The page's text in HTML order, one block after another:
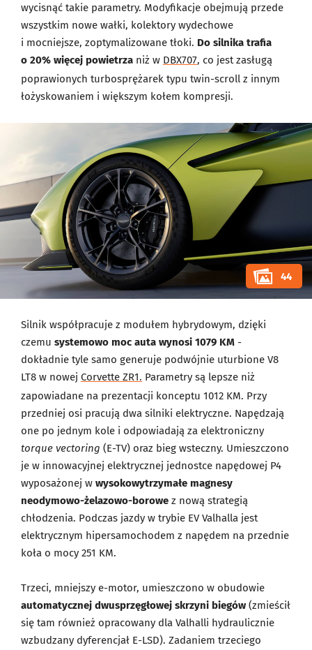
wycisnąć takie parametry. Modyfikacje obejmują przede
wszystkim nowe wałki, kolektory wydechowe
i mocniejsze, zoptymalizowane tłoki. Do silnika trafia
o 20% więcej powietrza niż w DBX707, co jest zasługą
poprawionych turbosprężarek typu twin-scroll z innym
łożyskowaniem i większym kołem kompresji.
44
Silnik współpracuje z modułem hybrydowym, dzięki
czemu systemowo moc auta wynosi 1079 KM -
dokładnie tyle samo generuje podwójnie uturbione V8
LT8 w nowej Corvette ZR1. Parametry są lepsze niż
zapowiadane na prezentacji konceptu 1012 KM. Przy
przedniej osi pracują dwa silniki elektryczne. Napędzają
one po jednym kole i odpowiadają za elektroniczny
torque vectoring (E-TV) oraz bieg wsteczny. Umieszczono
je w innowacyjnej elektrycznej jednostce napędowej P4
wyposażonej w wysokowytrzymałe magnesy
neodymowo-żelazowo-borowe z nową strategią
chłodzenia. Podczas jazdy w trybie EV Valhalla jest
elektrycznym hipersamochodem z napędem na przednie
koła o mocy 251 KM.
Trzeci, mniejszy e-motor, umieszczono w obudowie
automatycznej dwusprzęgłowej skrzyni biegów (zmieścił
się tam również opracowany dla Valhalli hydraulicznie
wzbudzany dyferencjał E-LSD). Zadaniem trzeciego